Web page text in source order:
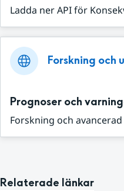
Ladda ner API för
Forskning och
Prognoser och
Forskning och
Relaterade länkar